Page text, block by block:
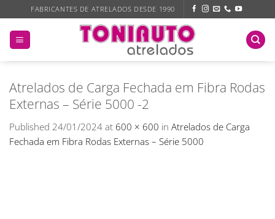
to
content
FABRICANTES DE ATRELADOS DESDE 1990
Atrelados de Carga Fechada em Fibra Rodas
Externas – Série 5000 -2
Published 24/01/2024 at 600 × 600 in Atrelados de Carga
Fechada em Fibra Rodas Externas – Série 5000